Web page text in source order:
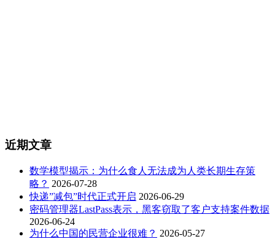
近期文章
数学模型揭示：为什么食人无法成为人类长期生存策
略？ 2026-07-28
快递”减包”时代正式开启 2026-06-29
密码管理器LastPass表示，黑客窃取了客户支持案件数据
2026-06-24
为什么中国的民营企业很难？ 2026-05-27